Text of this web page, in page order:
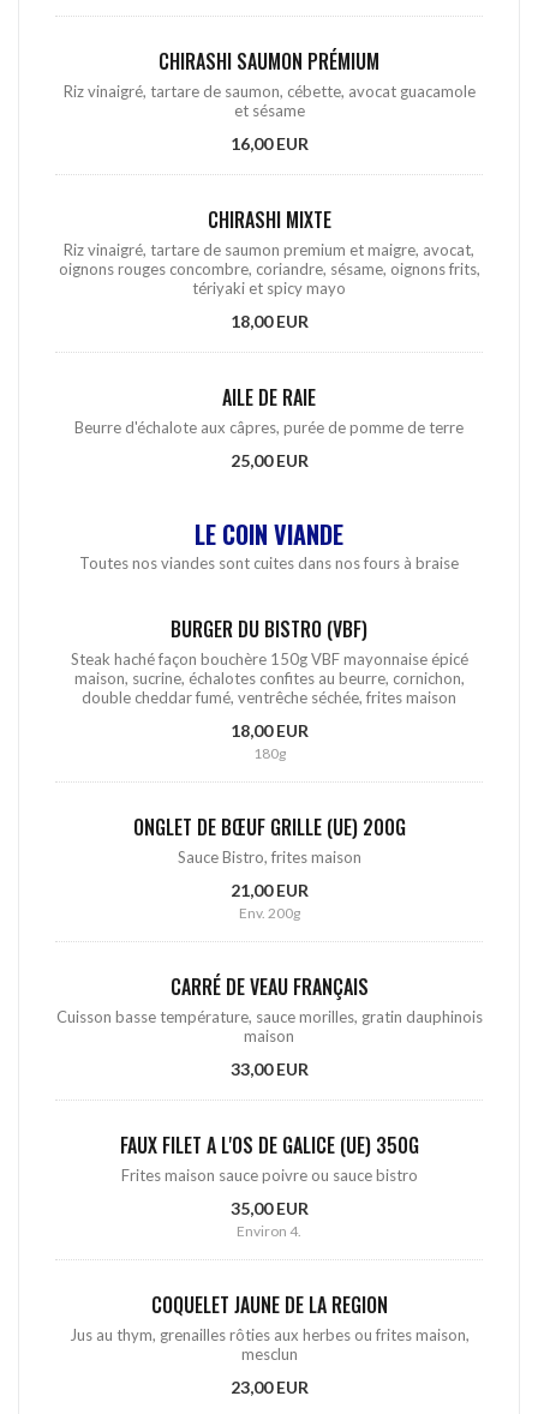
CHIRASHI SAUMON PRÉMIUM
Riz vinaigré, tartare de saumon, cébette, avocat guacamole
et sésame
16,00 EUR
CHIRASHI MIXTE
Riz vinaigré, tartare de saumon premium et maigre, avocat,
oignons rouges concombre, coriandre, sésame, oignons frits,
tériyaki et spicy mayo
18,00 EUR
AILE DE RAIE
Beurre d'échalote aux câpres, purée de pomme de terre
25,00 EUR
LE COIN VIANDE
Toutes nos viandes sont cuites dans nos fours à braise
BURGER DU BISTRO (VBF)
Steak haché façon bouchère 150g VBF mayonnaise épicé
maison, sucrine, échalotes confites au beurre, cornichon,
double cheddar fumé, ventrêche séchée, frites maison
18,00 EUR
180g
ONGLET DE BŒUF GRILLE (UE) 200G
Sauce Bistro, frites maison
21,00 EUR
Env. 200g
CARRÉ DE VEAU FRANÇAIS
Cuisson basse température, sauce morilles, gratin dauphinois
maison
33,00 EUR
FAUX FILET A L'OS DE GALICE (UE) 350G
Frites maison sauce poivre ou sauce bistro
35,00 EUR
Environ 4.
COQUELET JAUNE DE LA REGION
Jus au thym, grenailles rôties aux herbes ou frites maison,
mesclun
23,00 EUR